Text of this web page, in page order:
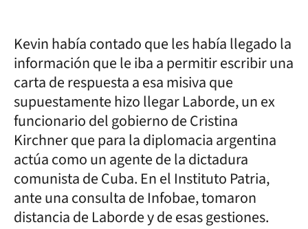
Kevin había contado que les había llegado la
información que le iba a permitir escribir una
carta de respuesta a esa misiva que
supuestamente hizo llegar Laborde, un ex
funcionario del gobierno de Cristina
Kirchner que para la diplomacia argentina
actúa como un agente de la dictadura
comunista de Cuba. En el Instituto Patria,
ante una consulta de Infobae, tomaron
distancia de Laborde y de esas gestiones.